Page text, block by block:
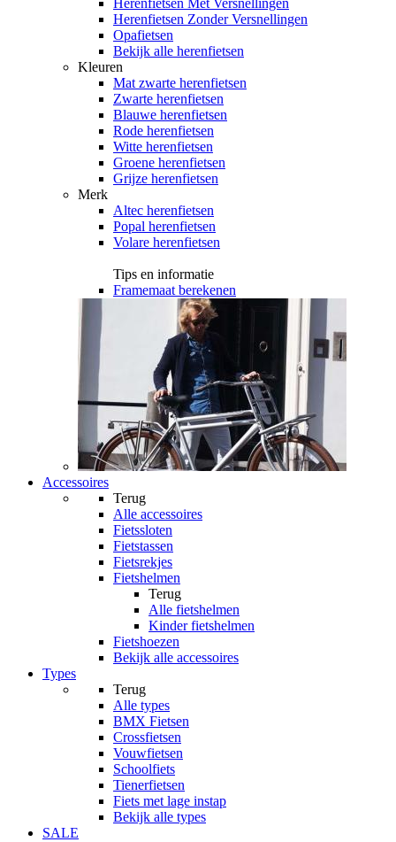
Herenfietsen Met Versnellingen
Herenfietsen Zonder Versnellingen
Opafietsen
Bekijk alle herenfietsen
Kleuren
Mat zwarte herenfietsen
Zwarte herenfietsen
Blauwe herenfietsen
Rode herenfietsen
Witte herenfietsen
Groene herenfietsen
Grijze herenfietsen
Merk
Altec herenfietsen
Popal herenfietsen
Volare herenfietsen
Tips en informatie
Framemaat berekenen
Accessoires
Terug
Alle accessoires
Fietssloten
Fietstassen
Fietsrekjes
Fietshelmen
Terug
Alle fietshelmen
Kinder fietshelmen
Fietshoezen
Bekijk alle accessoires
Types
Terug
Alle types
BMX Fietsen
Crossfietsen
Vouwfietsen
Schoolfiets
Tienerfietsen
Fiets met lage instap
Bekijk alle types
SALE